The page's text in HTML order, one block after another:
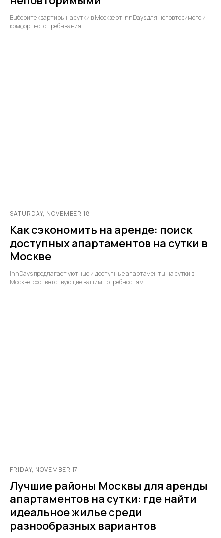
Выберите квартиры на сутки в Москве от InnDays для неповторимого и
комфортного пребывания.
SATURDAY, NOVEMBER 18
Как сэкономить на аренде: поиск
доступных апартаментов на сутки в
Москве
InnDays предлагает уютные и доступные апартаменты на сутки в
Москве, соответствующие вашим потребностям.
FRIDAY, NOVEMBER 17
Лучшие районы Москвы для аренды
апартаментов на сутки: где найти
идеальное жилье среди
разнообразных вариантов